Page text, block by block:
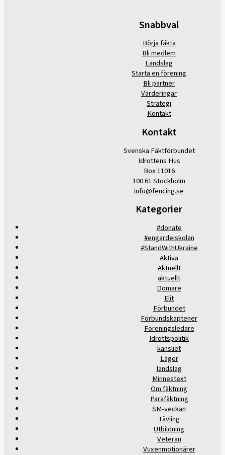
Snabbval
Börja fäkta
Bli medlem
Landslag
Starta en förening
Bli partner
Värderingar
Strategi
Kontakt
Kontakt
Svenska Fäktförbundet
Idrottens Hus
Box 11016
100 61 Stockholm
info@fencing.se
Kategorier
#donate
#engardeiskolan
#StandWithUkraine
Aktiva
Aktuellt
aktuellt
Domare
Elit
Förbundet
Förbundskaptener
Föreningsledare
Idrottspolitik
kansliet
Läger
landslag
Minnestext
Om fäktning
Parafäktning
SM-veckan
Tävling
Utbildning
Veteran
Vuxenmotionärer